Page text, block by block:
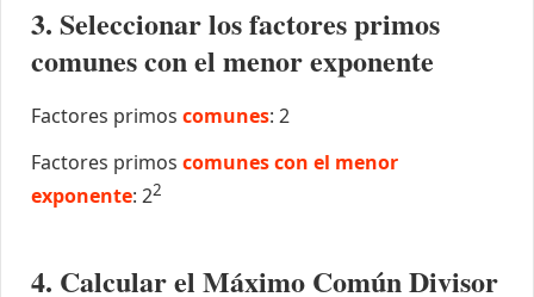
3. Seleccionar los factores primos
comunes con el menor exponente
Factores primos comunes: 2
Factores primos comunes con el menor
exponente: 22
4. Calcular el Máximo Común Divisor